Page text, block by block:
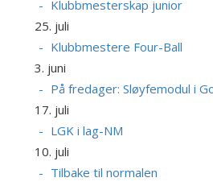
Klubbmesterskap junior
25. juli
Klubbmestere Four-Ball
3. juni
På fredager: Sløyfemodul i
17. juli
LGK i lag-NM
10. juli
Tilbake til normalen